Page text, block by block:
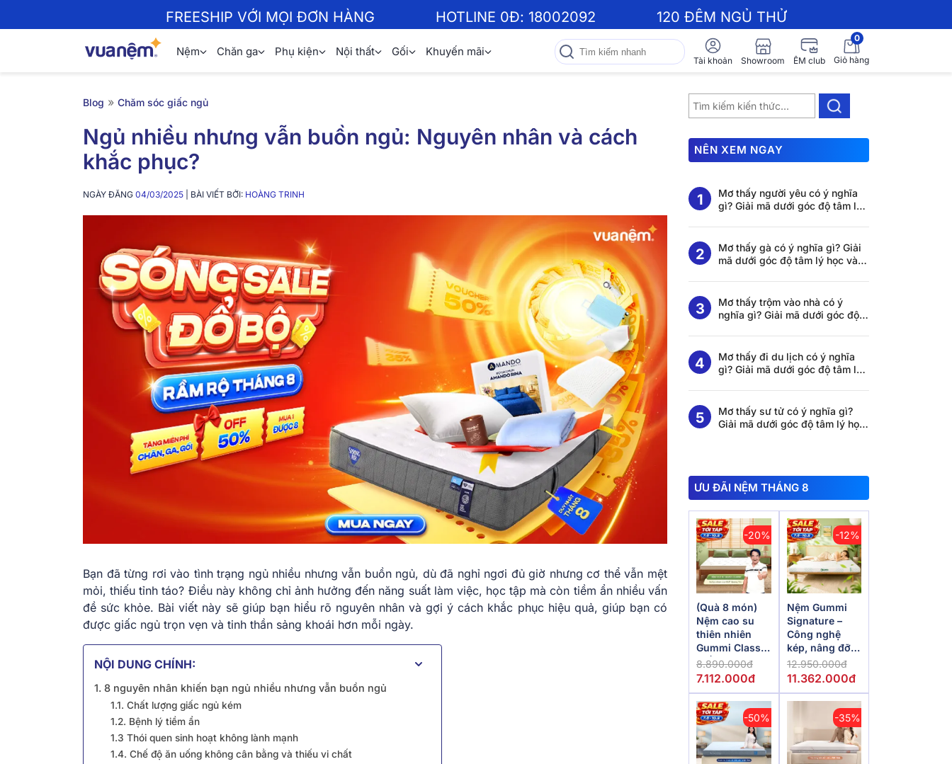
FREESHIP VỚI MỌI ĐƠN HÀNG HOTLINE 0Đ: 18002092 120 ĐÊM NGỦ THỬ
Nệm Chăn ga Phụ kiện Nội thất Gối Khuyến mãi
Tài khoản Showroom ÊM club
0
Giỏ hàng
Blog » Chăm sóc giấc ngủ
Ngủ nhiều nhưng vẫn buồn ngủ: Nguyên nhân và cách
khắc phục?
NGÀY ĐĂNG 04/03/2025 | BÀI VIẾT BỞI: HOÀNG TRINH
Bạn đã từng rơi vào tình trạng ngủ nhiều nhưng vẫn buồn ngủ, dù đã nghỉ ngơi đủ giờ nhưng cơ thể vẫn mệt
mỏi, thiếu tỉnh táo? Điều này không chỉ ảnh hưởng đến năng suất làm việc, học tập mà còn tiềm ẩn nhiều vấn
đề sức khỏe. Bài viết này sẽ giúp bạn hiểu rõ nguyên nhân và gợi ý cách khắc phục hiệu quả, giúp bạn có
được giấc ngủ trọn vẹn và tinh thần sảng khoái hơn mỗi ngày.
NỘI DUNG CHÍNH:
1. 8 nguyên nhân khiến bạn ngủ nhiều nhưng vẫn buồn ngủ
1.1. Chất lượng giấc ngủ kém
1.2. Bệnh lý tiềm ẩn
1.3 Thói quen sinh hoạt không lành mạnh
1.4. Chế độ ăn uống không cân bằng và thiếu vi chất
NÊN XEM NGAY
Mơ thấy người yêu có ý nghĩa
gì? Giải mã dưới góc độ tâm lý
Mơ thấy gà có ý nghĩa gì? Giải
mã dưới góc độ tâm lý học và
Mơ thấy trộm vào nhà có ý
nghĩa gì? Giải mã dưới góc độ
ngủ
Mơ thấy đi du lịch có ý nghĩa
gì? Giải mã dưới góc độ tâm lý
Mơ thấy sư tử có ý nghĩa gì?
Giải mã dưới góc độ tâm lý học
ƯU ĐÃI NỆM THÁNG 8
-20%
(Quà 8 món)
Nệm cao su
thiên nhiên
Gummi Classic
thế hệ mới dày
5/10/15cm
8.890.000đ
7.112.000đ
-12%
Nệm Gummi
Signature –
Công nghệ
kép, nâng đỡ
vượt trội,
kháng khuẩn
12.950.000đ
11.362.000đ
-50% -35%